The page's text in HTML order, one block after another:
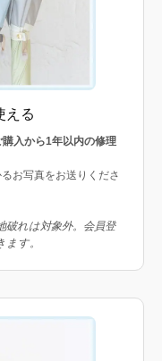
える
購入から1年以内の修理
お写真をお送りくださ
れは対象外。会員登
す。